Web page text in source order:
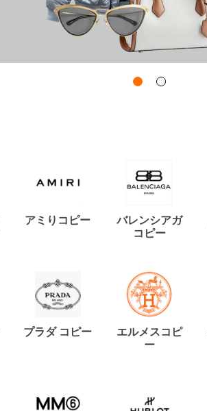
アミりコピー
バレンシアガ
コピー
プラダ コピー
エルメスコピ
ー